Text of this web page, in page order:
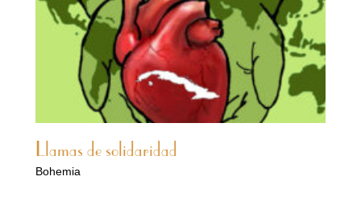
Llamas de solidaridad
Bohemia